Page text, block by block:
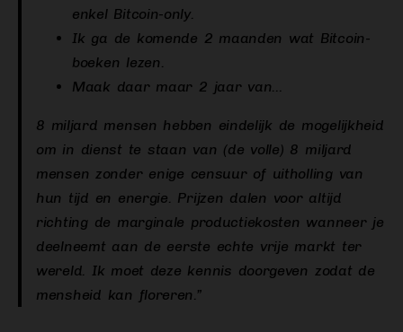
enkel Bitcoin-only.
Ik ga de komende 2 maanden wat Bitcoin-
boeken lezen.
Maak daar maar 2 jaar van…
8 miljard mensen hebben eindelijk de mogelijkheid
om in dienst te staan van (de volle) 8 miljard
mensen zonder enige censuur of uitholling van
hun tijd en energie. Prijzen dalen voor altijd
richting de marginale productiekosten wanneer je
deelneemt aan de eerste echte vrije markt ter
wereld. Ik moet deze kennis doorgeven zodat de
mensheid kan floreren.”